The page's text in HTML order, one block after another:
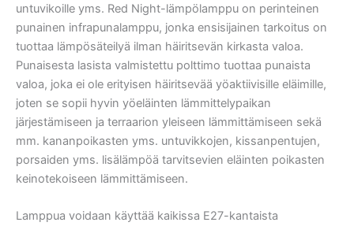
untuvikoille yms. Red Night-lämpölamppu on perinteinen
punainen infrapunalamppu, jonka ensisijainen tarkoitus on
tuottaa lämpösäteilyä ilman häiritsevän kirkasta valoa.
Punaisesta lasista valmistettu polttimo tuottaa punaista
valoa, joka ei ole erityisen häiritsevää yöaktiivisille eläimille,
joten se sopii hyvin yöeläinten lämmittelypaikan
järjestämiseen ja terraarion yleiseen lämmittämiseen sekä
mm. kananpoikasten yms. untuvikkojen, kissanpentujen,
porsaiden yms. lisälämpöä tarvitsevien eläinten poikasten
keinotekoiseen lämmittämiseen.
Lamppua voidaan käyttää kaikissa E27-kantaista